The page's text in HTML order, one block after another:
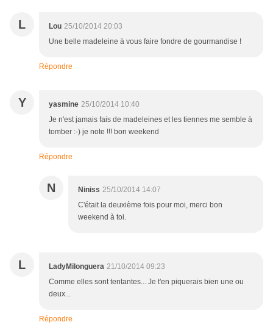
L Lou 25/10/2014 20:03
Une belle madeleine à vous faire fondre de gourmandise !
Répondre
Y yasmine 25/10/2014 10:40
Je n'est jamais fais de madeleines et les tiennes me semble à
tomber :-) je note !!! bon weekend
Répondre
N Niniss 25/10/2014 14:07
C'était la deuxième fois pour moi, merci bon
weekend à toi.
L LadyMilonguera 21/10/2014 09:23
Comme elles sont tentantes... Je t'en piquerais bien une ou
deux...
Répondre